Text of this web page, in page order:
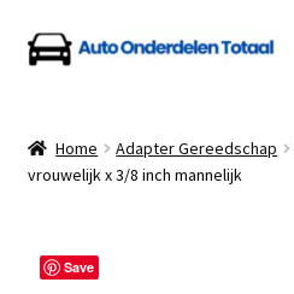
Ga
door
navigatie
Ga
naar
inhoud
Algemene Voorwaarden
Home Adapter Gereedschap
vrouwelijk x 3/8 inch mannelijk
Save